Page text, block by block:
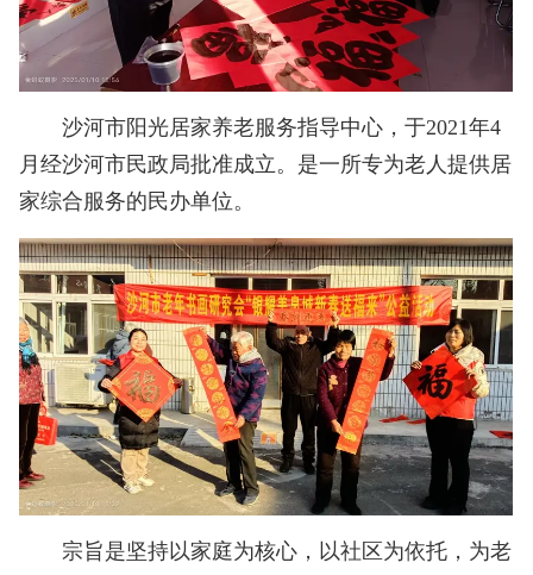
沙河市阳光居家养老服务指导中心，于2021年4
月经沙河市民政局批准成立。是一所专为老人提供居
家综合服务的民办单位。
宗旨是坚持以家庭为核心，以社区为依托，为老